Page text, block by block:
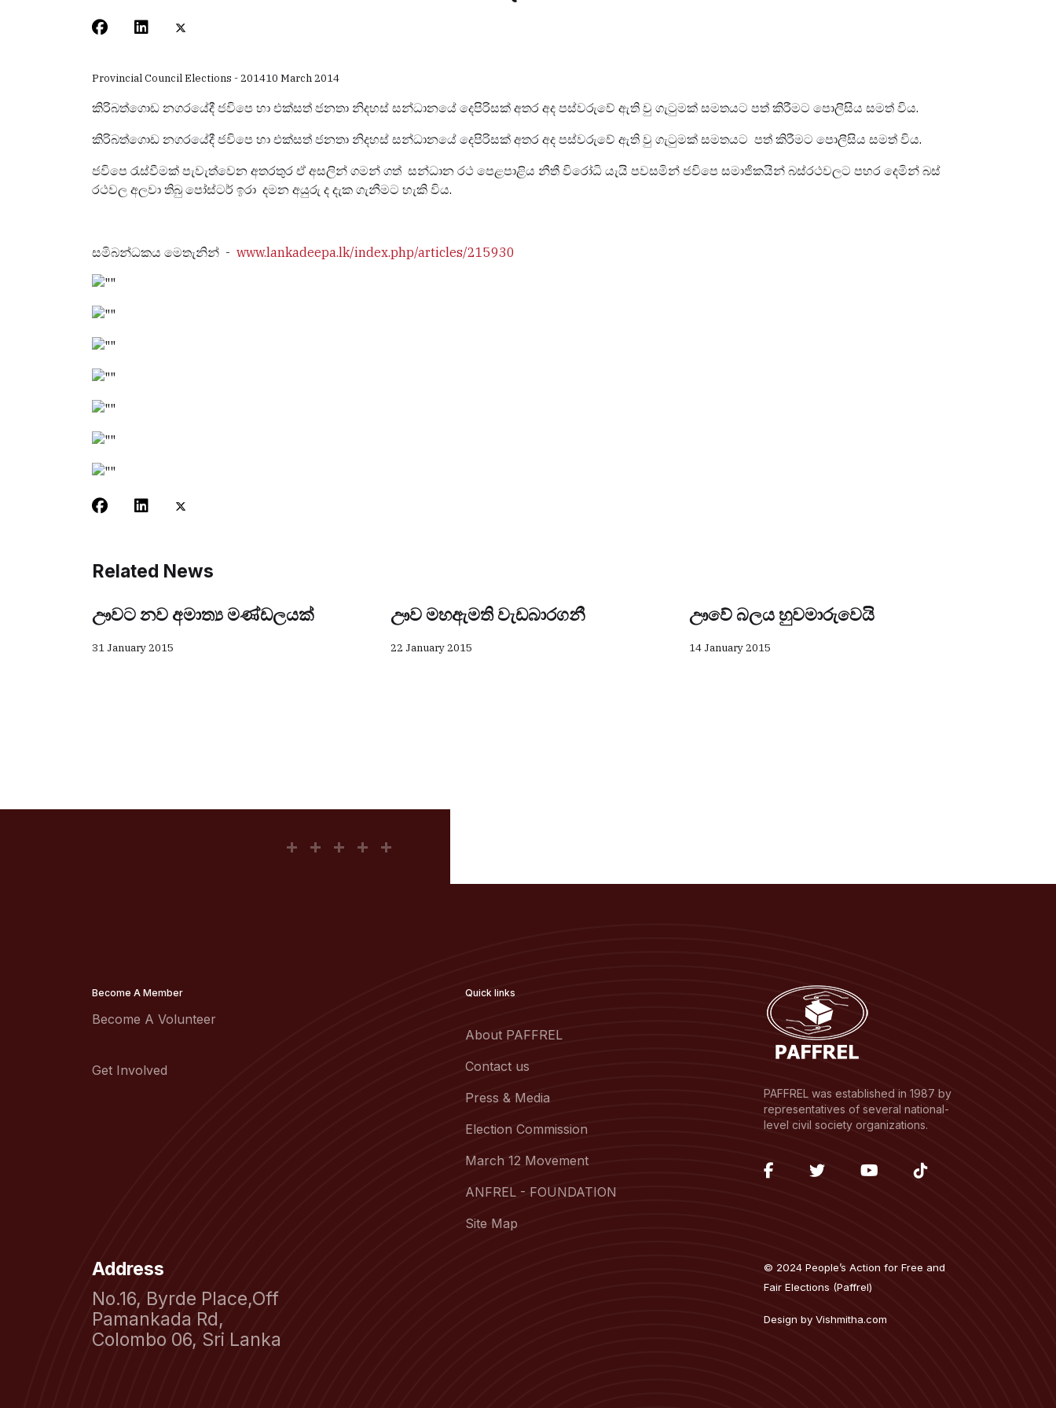
Provincial Council Elections - 201410 March 2014
කිරිබත්ගොඩ නගරයේදී ජවිපෙ හා එක්සත් ජනතා නිදහස් සන්ධානයේ දෙපිරිසක් අතර අද පස්වරුවේ ඇති වු ගැටුමක් සමතයට පත් කිරීමට පොලීසිය සමත් විය.
කිරිබත්ගොඩ නගරයේදී ජවිපෙ හා එක්සත් ජනතා නිදහස් සන්ධානයේ දෙපිරිසක් අතර අද පස්වරුවේ ඇති වු ගැටුමක් සමතයට පත් කිරීමට පොලීසිය සමත් විය.
ජවිපෙ රැස්වීමක් පැවැත්වෙන අතරතුර ඒ අසලින් ගමන් ගත් සන්ධාන රථ පෙළපාළිය නීතී විරෝධි යැයි පවසමින් ජවිපෙ සමාජිකයින් බස්රථවලට පහර දෙමින් බස්
රථවල අලවා තිබු පෝස්ටර් ඉරා දමන අයුරු ද දැක ගැනීමට හැකි විය.
සමිබන්ධකය මෙතැනින් - www.lankadeepa.lk/index.php/articles/215930
Related News
ඌවට නව අමාත්‍ය මණ්ඩලයක්
31 January 2015
ඌව මහඇමති වැඩබාරගනී
22 January 2015
ඌවේ බලය හුවමාරුවෙයි
14 January 2015
Become A Member
Become A Volunteer
Get Involved
Quick links
About PAFFREL
Contact us
Press & Media
Election Commission
March 12 Movement
ANFREL - FOUNDATION
Site Map
PAFFREL was established in 1987 by
representatives of several national-
level civil society organizations.
fab
fab
Address
No.16, Byrde Place,Off
Pamankada Rd,
Colombo 06, Sri Lanka
© 2024 People’s Action for Free and
Fair Elections (Paffrel)
Design by Vishmitha.com